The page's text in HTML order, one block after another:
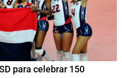
para celebrar 150